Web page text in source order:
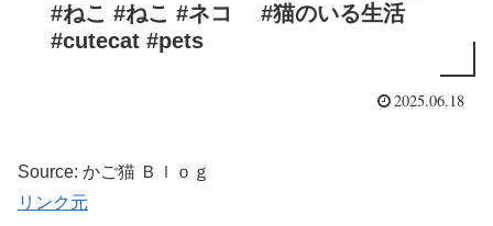
#ねこ #ねこ #ネコ #猫のいる生活
#cutecat #pets
2025.06.18
Source: かご猫 Ｂｌｏｇ
リンク元